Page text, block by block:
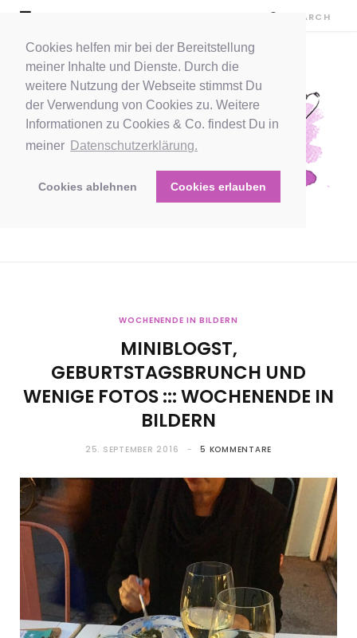
Cookies helfen mir bei der Bereitstellung
meiner Inhalte und Dienste. Durch die
weitere Nutzung der Webseite stimmst Du
der Verwendung von Cookies zu. Weitere
Informationen zu Cookies & Co. findest Du in
meiner Datenschutzerklärung.
Cookies ablehnen Cookies erlauben
WOCHENENDE IN BILDERN
MINIBLOGST,
GEBURTSTAGSBRUNCH UND
WENIGE FOTOS ::: WOCHENENDE IN
BILDERN
25. SEPTEMBER 2016 5 KOMMENTARE